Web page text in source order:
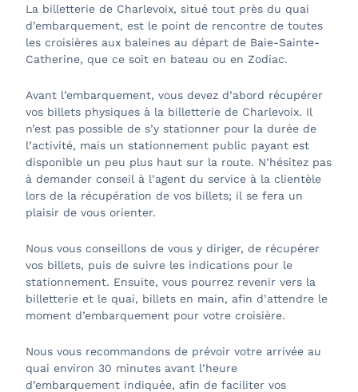
La billetterie de Charlevoix, situé tout près du quai
d’embarquement, est le point de rencontre de toutes
les croisières aux baleines au départ de Baie-Sainte-
Catherine, que ce soit en bateau ou en Zodiac.
Avant l’embarquement, vous devez d’abord récupérer
vos billets physiques à la billetterie de Charlevoix. Il
n’est pas possible de s’y stationner pour la durée de
l’activité, mais un stationnement public payant est
disponible un peu plus haut sur la route. N’hésitez pas
à demander conseil à l’agent du service à la clientèle
lors de la récupération de vos billets; il se fera un
plaisir de vous orienter.
Nous vous conseillons de vous y diriger, de récupérer
vos billets, puis de suivre les indications pour le
stationnement. Ensuite, vous pourrez revenir vers la
billetterie et le quai, billets en main, afin d’attendre le
moment d’embarquement pour votre croisière.
Nous vous recommandons de prévoir votre arrivée au
quai environ 30 minutes avant l’heure
d’embarquement indiquée, afin de faciliter vos